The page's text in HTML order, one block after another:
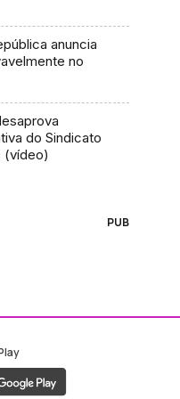
anuncia
no
do Sindicato
(vídeo)
PUB